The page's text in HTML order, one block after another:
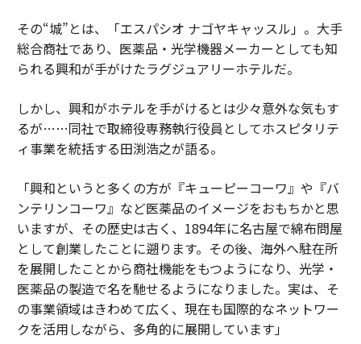
その“城”とは、「エスパシオ ナゴヤキャッスル」。大手
総合商社であり、医薬品・光学機器メーカーとしても知
られる興和が手がけたラグジュアリーホテルだ。
しかし、興和がホテルを手がけるとは少々意外な気もす
るが……同社で取締役専務執行役員としてホスピタリテ
ィ事業を統括する田渕浩之が語る。
「興和というと多くの方が『キューピーコーワ』や『バ
ンテリンコーワ』など医薬品のイメージをおもちかと思
いますが、その歴史は古く、1894年に名古屋で綿布問屋
として創業したことに遡ります。その後、海外へ駐在所
を展開したことから商社機能をもつようになり、光学・
医薬品の製造で名を馳せるようになりました。実は、そ
の事業領域はきわめて広く、現在も国際的なネットワー
クを活用しながら、多角的に展開しています」